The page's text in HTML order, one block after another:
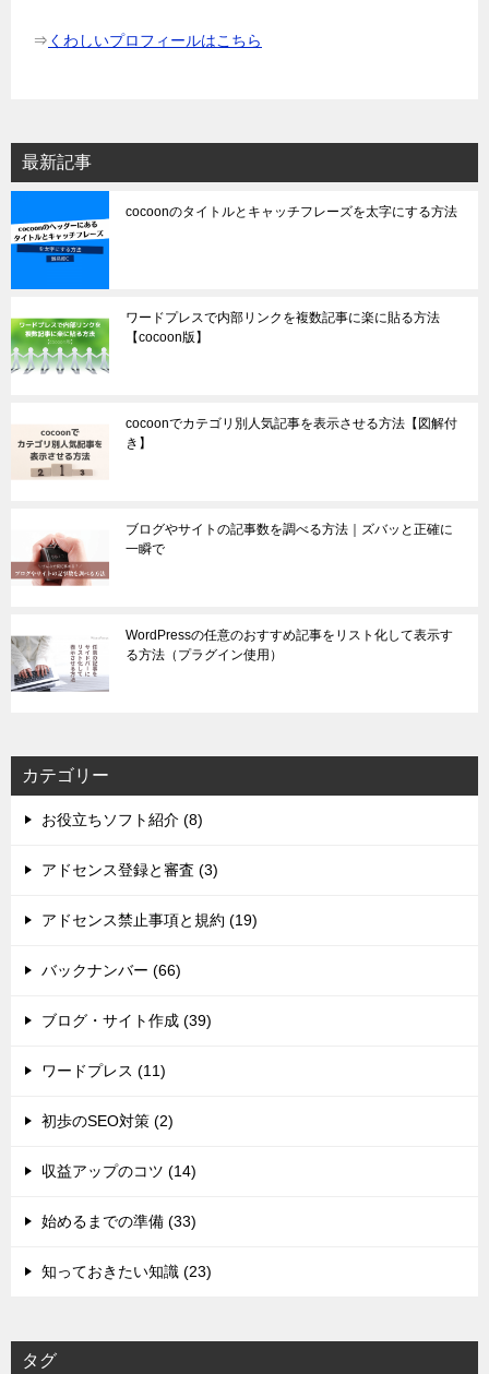
⇒ くわしいプロフィールはこちら
最新記事
cocoonのタイトルとキャッチフレーズを太字にする方法
ワードプレスで内部リンクを複数記事に楽に貼る方法
【cocoon版】
cocoonでカテゴリ別人気記事を表示させる方法【図解付
き】
ブログやサイトの記事数を調べる方法｜ズバッと正確に
一瞬で
WordPressの任意のおすすめ記事をリスト化して表示す
る方法（プラグイン使用）
カテゴリー
お役立ちソフト紹介 (8)
アドセンス登録と審査 (3)
アドセンス禁止事項と規約 (19)
バックナンバー (66)
ブログ・サイト作成 (39)
ワードプレス (11)
初歩のSEO対策 (2)
収益アップのコツ (14)
始めるまでの準備 (33)
知っておきたい知識 (23)
タグ